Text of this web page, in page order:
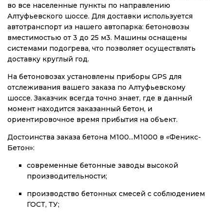
во все населенные пункты по направлению
Алтуфьевского шоссе. Для доставки используется
автотранспорт из нашего автопарка: бетоновозы
вместимостью от 3 до 25 м3. Машины оснащены
системами подогрева, что позволяет осуществлять
доставку круглый год.
На бетоновозах установлены приборы GPS для
отслеживания вашего заказа по Алтуфьевскому
шоссе. Заказчик всегда точно знает, где в данный
момент находится заказанный бетон, и
ориентировочное время прибытия на объект.
Достоинства заказа бетона М100...М1000 в «Феникс-
Бетон»:
современные бетонные заводы высокой
производительности;
производство бетонных смесей с соблюдением
ГОСТ, ТУ;